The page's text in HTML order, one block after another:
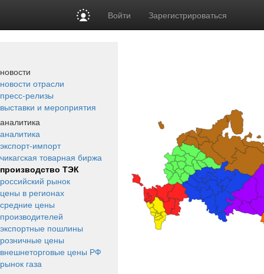
Войти Зарегистрироваться
новости
новости отрасли
пресс-релизы
выставки и мероприятия
аналитика
аналитика
экспорт-импорт
чикагская товарная биржа
производство ТЭК
российский рынок
цены в регионах
средние цены
производителей
экспортные пошлины
розничные цены
внешнеторговые цены РФ
рынок газа